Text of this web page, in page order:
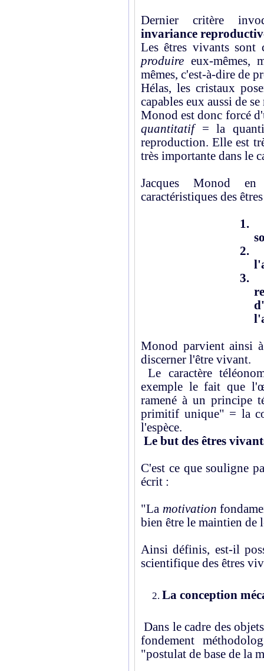
Dernier critère
invariance
Les êtres vivants sont
produire eux-mêmes,
mêmes, c'est-à-dire de
Hélas, les cristaux
capables eux aussi de
Monod est donc forcé
quantitatif= la
reproduction. Elle est
très importante dans le
Jacques Monod
caractéristiques des
1.
2.
3.
Monod parvient ainsi
discerner l'être vivant.
Le caractère
exemple le fait que
ramené à un principe
primitif unique" = la
l'espèce.
Le but des êtres
C'est ce que souligne
écrit :
"La motivation
bien être le maintien de
Ainsi définis, est-il
scientifique des êtres
La conception
Dans le cadre des
fondement
"postulat de base de la